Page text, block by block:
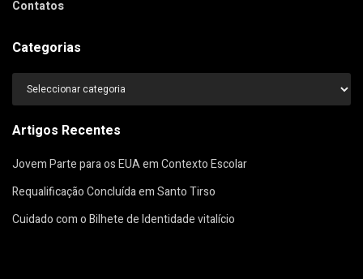
Contatos
Categorias
Categorias
Artigos Recentes
Jovem Parte para os EUA em Contexto Escolar
Requalificação Concluída em Santo Tirso
Cuidado com o Bilhete de Identidade vitalício